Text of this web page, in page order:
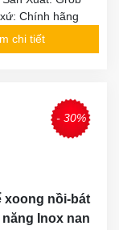
Chính hãng
chi tiết
- 30%
xoong nồi-bát
năng Inox nan